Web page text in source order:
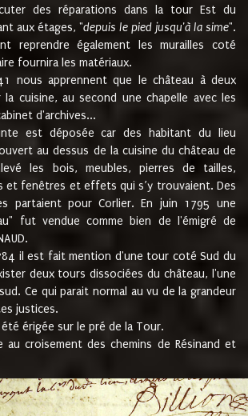
des réparations dans la tour Est du
aux étages, "depuis le pied jusqu'à la sime".
reprendre également les murailles coté
fournira les matériaux.
nous apprennent que le château à deux
la cuisine, au second une chapelle avec les
d'archives...
est déposée car des habitant du lieu
au dessus de la cuisine du château de
les bois, meubles, pierres de tailles,
et fenêtres et effets qui s’y trouvaient. Des
partaient pour Corlier. En juin 1795 une
fut vendue comme bien de l'émigré de
il est fait mention d'une tour coté Sud du
deux tours dissociées du château, l'une
Ce qui parait normal au vu de la grandeur
justices.
érigée sur le pré de la Tour.
au croisement des chemins de Résinand et